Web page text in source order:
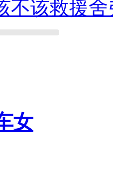
不该救援舍
女